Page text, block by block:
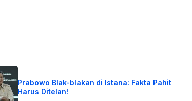
Prabowo Blak-blakan di Istana: Fakta Pahit
Harus Ditelan!